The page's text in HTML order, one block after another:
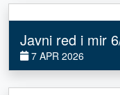
Javni red i mir
7 APR 2026